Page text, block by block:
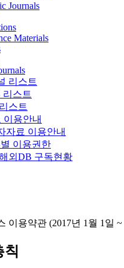
Journals
Materials
리스트
리스트
스트
이용안내
자료 이용안내
이용권한
외DB 구독현황
이용약관 (2017년 1월 1일
칙